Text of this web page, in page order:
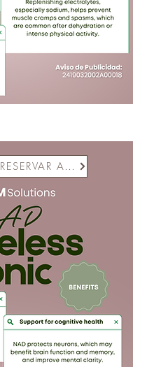
RESERVAR AHORA